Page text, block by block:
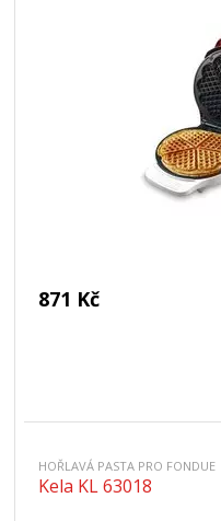
871 Kč
HOŘLAVÁ PASTA PRO FONDUE
Kela KL 63018